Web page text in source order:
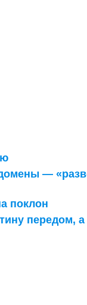
—
поклон
передом,